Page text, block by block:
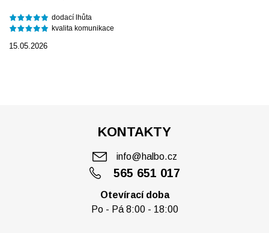
dodací lhůta
kvalita komunikace
15.05.2026
KONTAKTY
565 651 017
info@halbo.cz
Otevírací doba
Po - Pá 8:00 - 18:00